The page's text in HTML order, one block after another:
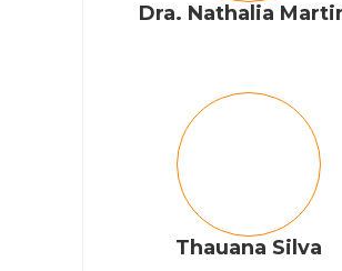
Dra. Nathalia
Thauana Silva